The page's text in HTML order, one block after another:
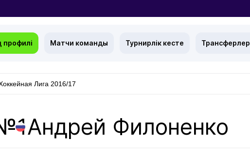
профилі Матчи команды Турнирлік кесте Трансферлер
Андрей Филоненко